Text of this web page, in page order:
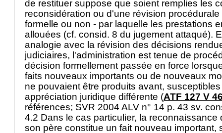
de restituer suppose que soient remplies les
reconsidération ou d'une révision
formelle ou non - par laquelle les prestations
allouées (cf. consid. 8 du jugement attaqué).
analogie avec la révision des décisions
judiciaires, l'administration est tenue de
décision formellement passée en force
faits nouveaux importants ou de nouveaux
ne pouvaient être produits avant,
appréciation juridique différente (ATF 127 V
références; SVR 2004 ALV n° 14 p. 43 sv.
4.2 Dans le cas particulier, la reconnaissance
son père constitue un fait nouveau important,